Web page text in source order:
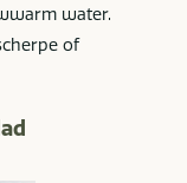
water.
of